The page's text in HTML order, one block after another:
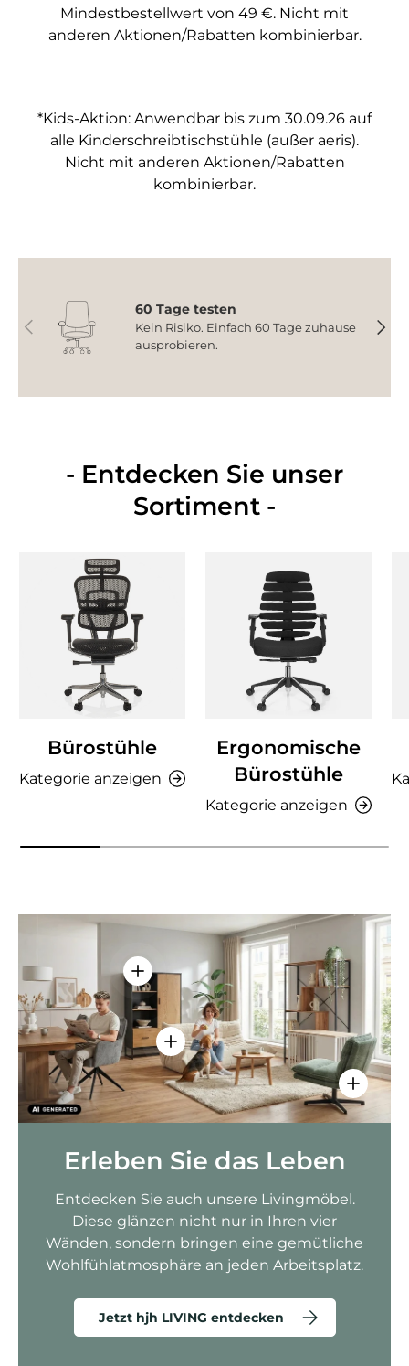
Mindestbestellwert von 49 €. Nicht mit
anderen Aktionen/Rabatten kombinierbar.
*Kids-Aktion: Anwendbar bis zum 30.09.26 auf
alle Kinderschreibtischstühle (außer aeris).
Nicht mit anderen Aktionen/Rabatten
kombinierbar.
Vorherige
60 Tage testen
Kein Risiko. Einfach 60 Tage zuhause
ausprobieren.
- Entdecken Sie unser
Sortiment -
Bürostühle
Kategorie anzeigen
Ergonomische
Bürostühle
Kategorie anzeigen
Einzelheiten anzeigen - AMIO H -
Einzelheiten anzeigen - Sitzolo 2
Erleben Sie das Leben
Entdecken Sie auch unsere Livingmöbel.
Diese glänzen nicht nur in Ihren vier
Wänden, sondern bringen eine gemütliche
Wohlfühlatmosphäre an jeden Arbeitsplatz.
Jetzt hjh LIVING entdecken